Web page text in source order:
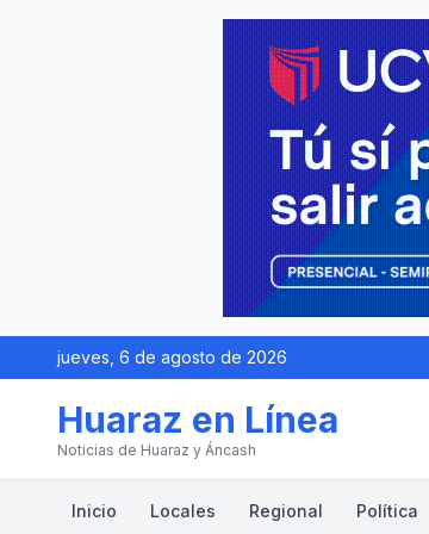
jueves, 6 de agosto de 2026
Huaraz en Línea
Noticias de Huaraz y Áncash
Inicio Locales Regional Política